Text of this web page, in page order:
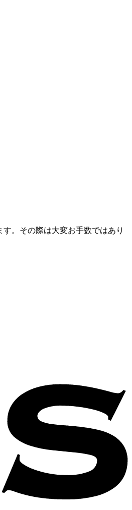
。その際は大変お手数ではあり